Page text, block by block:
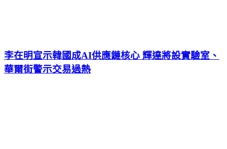
李在明宣示韓國成AI供應鏈核心 輝達將設實驗室、
華爾街警示交易過熱